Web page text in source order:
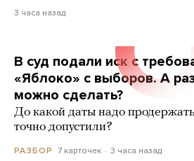
3 часа назад
В суд подали иск с
«Яблоко» с выборов. А
можно сделать?
До какой даты надо
точно допустили?
РАЗБОР 7 карточек 3 часа назад